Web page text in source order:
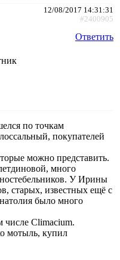
12/08/2017 14:31:31
#2400905
Ответить
по точкам
покупателей
можно представить.
много
У Ирины
старых, известных ещё с
было много
числе Climacium.
мотыль, купил